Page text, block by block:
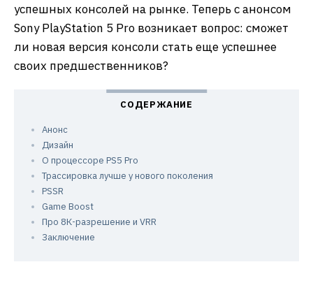
успешных консолей на рынке. Теперь с анонсом
Sony PlayStation 5 Pro возникает вопрос: сможет
ли новая версия консоли стать еще успешнее
своих предшественников?
Анонс
Дизайн
О процессоре PS5 Pro
Трассировка лучше у нового поколения
PSSR
Game Boost
Про 8К-разрешение и VRR
Заключение